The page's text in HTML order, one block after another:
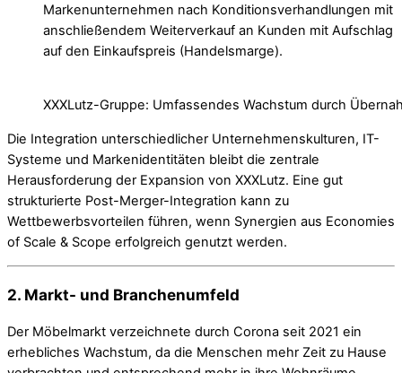
Markenunternehmen nach Konditionsverhandlungen mit
anschließendem Weiterverkauf an Kunden mit Aufschlag
auf den Einkaufspreis (Handelsmarge).
XXXLutz-Gruppe: Umfassendes Wachstum durch
Die Integration unterschiedlicher Unternehmenskulturen, IT-
Systeme und Markenidentitäten bleibt die zentrale
Herausforderung der Expansion von XXXLutz. Eine gut
strukturierte Post-Merger-Integration kann zu
Wettbewerbsvorteilen führen, wenn Synergien aus Economies
of Scale & Scope erfolgreich genutzt werden.
2. Markt- und Branchenumfeld
Der Möbelmarkt verzeichnete durch Corona seit 2021 ein
erhebliches Wachstum, da die Menschen mehr Zeit zu Hause